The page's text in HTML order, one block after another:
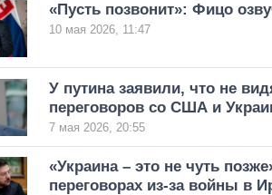
«Пусть позвонит»: Фицо
10 мая 2026, 11:47
У путина заявили, что не
переговоров со США и
7 мая 2026, 20:55
«Украина – это не чуть
переговорах из-за войны в